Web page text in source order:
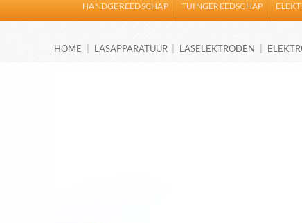
HANDGEREEDSCHAP TUINGEREEDSCHAP
HOME | LASAPPARATUUR | LASELEKTRODEN |